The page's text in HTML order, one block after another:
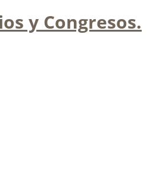
y Congresos.